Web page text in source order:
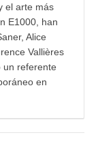
el arte más
E1000, han
Alice
Vallières
un referente
en